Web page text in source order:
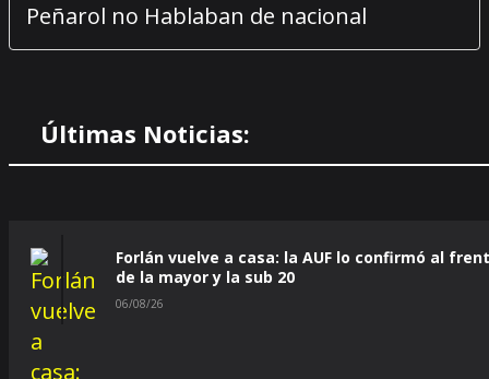
Peñarol no Hablaban de nacional
Últimas Noticias:
Forlán vuelve a casa: la AUF lo confirmó al
de la mayor y la sub 20
06/08/26